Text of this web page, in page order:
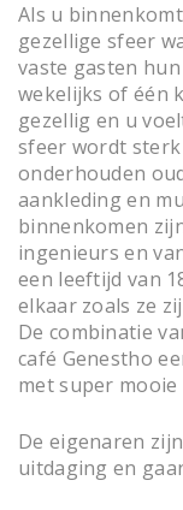
Als u
gezellige sfeer
vaste gasten
wekelijks of één
gezellig en u
sfeer wordt
onderhouden
aankleding en
binnenkomen
ingenieurs en
een leeftijd van
elkaar zoals ze
De combinatie
café Genestho
met super
De eigenaren
uitdaging en